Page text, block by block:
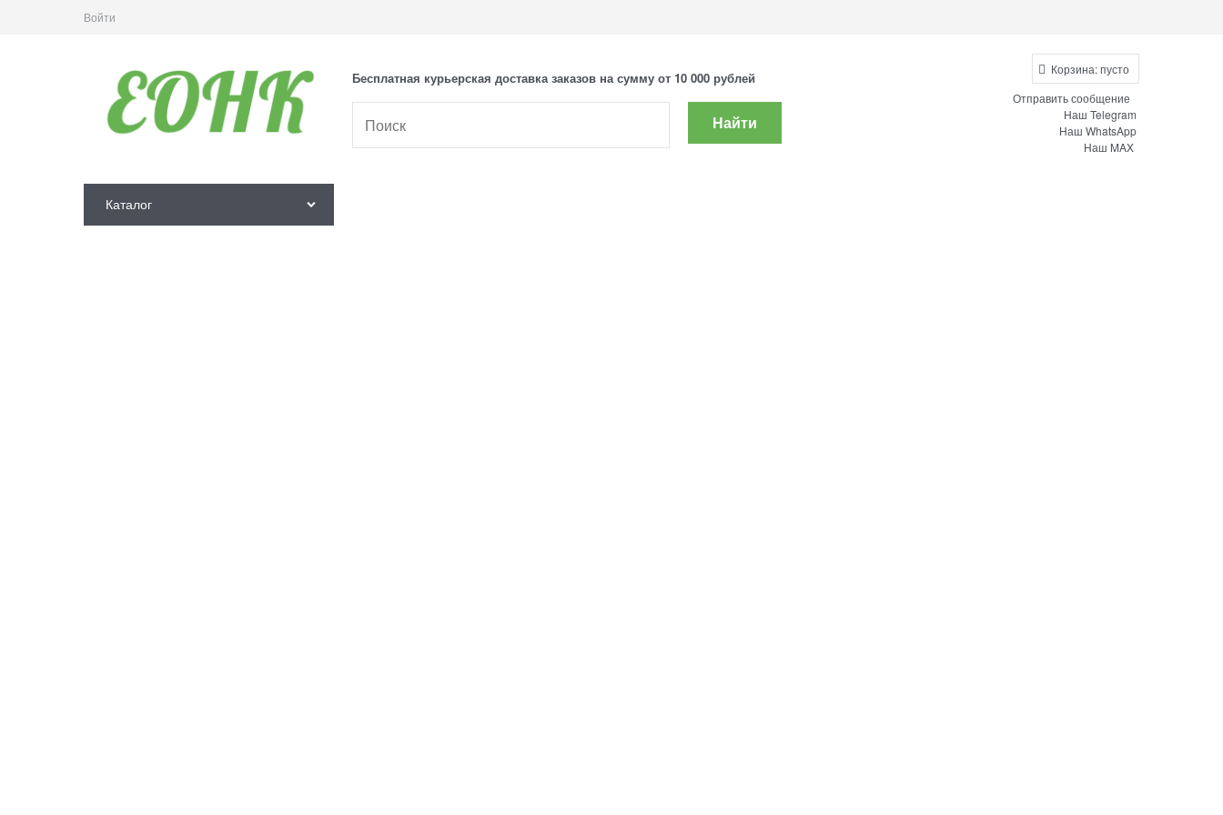
Войти
Бесплатная курьерская доставка заказов на сумму от 10 000 рублей
Найти
Корзина:пусто
Отправить сообщение
Наш Telegram
Наш WhatsApp
Наш MAX
Каталог